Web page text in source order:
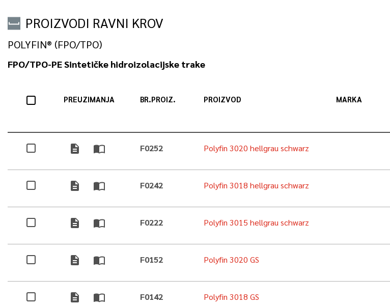
PROIZVODI RAVNI KROV
POLYFIN® (FPO/TPO)
FPO/TPO-PE Sintetičke hidroizolacijske trake
PREUZIMANJA BR.PROIZ. PROIZVOD MARKA
description import_contacts F0252 Polyfin 3020 hellgrau schwarz
description import_contacts F0242 Polyfin 3018 hellgrau schwarz
description import_contacts F0222 Polyfin 3015 hellgrau schwarz
description import_contacts F0152 Polyfin 3020 GS
description import_contacts F0142 Polyfin 3018 GS